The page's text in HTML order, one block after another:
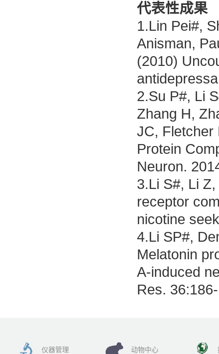
代表性成果
1.Lin Pei#,
Anisman,
(2010)
2.Su P#, Li
Zhang H,
JC, Fletcher
Protein
Neuron.
3.Li S#, Li
receptor
nicotine
4.Li SP#,
Melatonin
A-induced
Res.
仪器管理 动物中心